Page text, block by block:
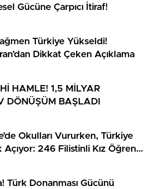
Gücüne Çarpıcı İtiraf!
Türkiye Yükseldi!
Dikkat Çeken Açıklama
HAMLE! 1,5 MİLYAR
DÖNÜŞÜM BAŞLADI
Okulları Vururken, Türkiye
Açıyor: 246 Filistinli Kız Öğrenci
Türk Donanması Gücünü